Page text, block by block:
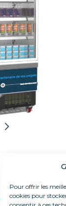
Pour offrir les
cookies pour
consentir à ces